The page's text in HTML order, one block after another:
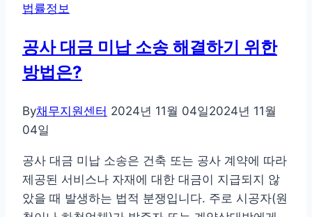
재
물
활
회
복
법률정보
공사 대금 미납 소송 해결하기 위한
방법은?
By채무지원센터 2024년 11월 04일2024년 11월
04일
공사 대금 미납 소송은 건축 또는 공사 계약에 따라
제공된 서비스나 자재에 대한 대금이 지급되지 않
았을 때 발생하는 법적 분쟁입니다. 주로 시공자(원